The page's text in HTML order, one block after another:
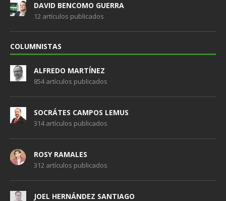
DAVID BENCOMO GUERRA
12 artículos publicados
COLUMNISTAS
ALFREDO MARTÍNEZ
854 artículos publicados
SOCRÁTES CAMPOS LEMUS
314 artículos publicados
ROSY RAMALES
312 artículos publicados
JOEL HERNÁNDEZ SANTIAGO